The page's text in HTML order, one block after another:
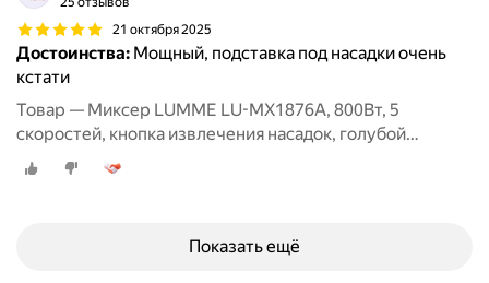
21 октября 2025
Достоинства: Мощный, подставка под насадки очень
кстати
Товар — Миксер LUMME LU-MX1876A, 800Вт, 5
скоростей, кнопка извлечения насадок, голубой
аквамарин
Показать ещё